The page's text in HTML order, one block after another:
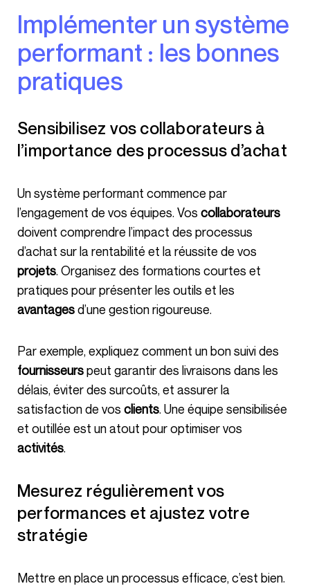
Implémenter un système
performant : les bonnes
pratiques
Sensibilisez vos collaborateurs à
l’importance des processus d’achat
Un système performant commence par
l’engagement de vos équipes. Vos collaborateurs
doivent comprendre l’impact des processus
d’achat sur la rentabilité et la réussite de vos
projets. Organisez des formations courtes et
pratiques pour présenter les outils et les
avantagesd’une gestion rigoureuse.
Par exemple, expliquez comment un bon suivi des
fournisseurspeut garantir des livraisons dans les
délais, éviter des surcoûts, et assurer la
satisfaction de vos clients. Une équipe sensibilisée
et outillée est un atout pour optimiser vos
activités.
Mesurez régulièrement vos
performances et ajustez votre
stratégie
Mettre en place un processus efficace, c’est bien.